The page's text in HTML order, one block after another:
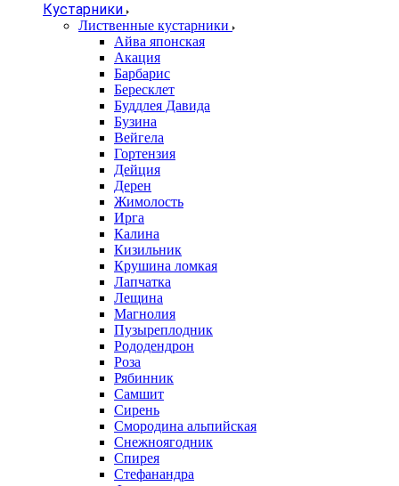
Кустарники
Лиственные кустарники
Айва японская
Акация
Барбарис
Бересклет
Буддлея Давида
Бузина
Вейгела
Гортензия
Дейция
Дерен
Жимолость
Ирга
Калина
Кизильник
Крушина ломкая
Лапчатка
Лещина
Магнолия
Пузыреплодник
Рододендрон
Роза
Рябинник
Самшит
Сирень
Смородина альпийская
Снежноягодник
Спирея
Стефанандра